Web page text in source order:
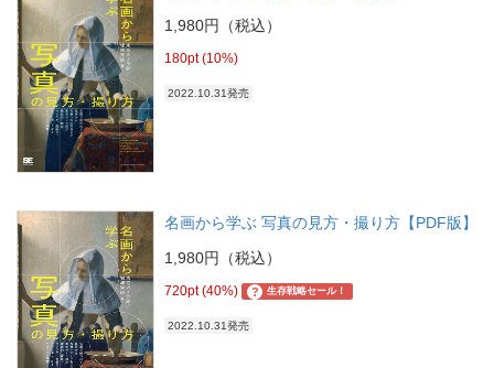
1,980円（税込）
180pt (10%)
2022.10.31発売
名画から学ぶ 写真の見方・撮り方【PDF版】
1,980円（税込）
720pt (40%) ? 生存戦略セール！
2022.10.31発売